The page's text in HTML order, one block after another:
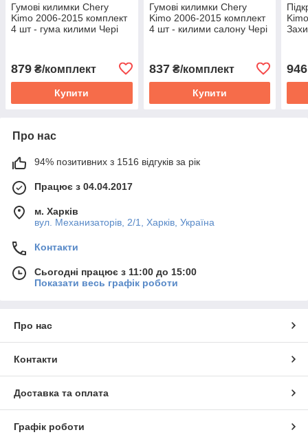
Гумові килимки Chery
Kimo 2006-2015 комплект
4 шт - гума килими Чері
879 ₴/комплект
Купити
Гумові килимки Chery
Kimo 2006-2015 комплект
4 шт - килими салону Чері
837₴/комплект
Купити
946
Про нас
94% позитивних з 1516 відгуків за рік
Працює з 04.04.2017
м. Харків
вул. Механизаторів, 2/1, Харків, Україна
Контакти
Сьогодні працює з 11:00 до 15:00
Показати весь графік роботи
Про нас
Контакти
Доставка та оплата
Графік роботи